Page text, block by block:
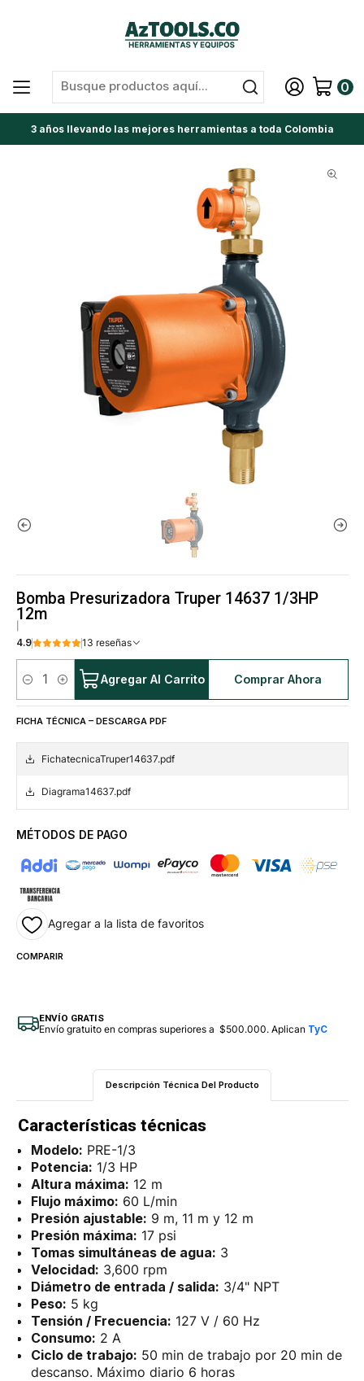
0
3 años llevando las mejores herramientas a toda Colombia
Bomba Presurizadora Truper 14637 1/3HP
12m
4.9
13 reseñas
Cantidad
Agregar Al Carrito Comprar Ahora
FICHA TÉCNICA – DESCARGA PDF
FichatecnicaTruper14637.pdf
Diagrama14637.pdf
MÉTODOS DE PAGO
Agregar a la lista de favoritos
COMPARIR
ENVÍO GRATIS
Envío gratuito en compras superiores a $500.000. Aplican TyC
Descripción Técnica Del Producto
Características técnicas
Modelo: PRE-1/3
Potencia: 1/3 HP
Altura máxima: 12 m
Flujo máximo: 60 L/min
Presión ajustable: 9 m, 11 m y 12 m
Presión máxima: 17 psi
Tomas simultáneas de agua: 3
Velocidad: 3,600 rpm
Diámetro de entrada / salida: 3/4" NPT
Peso: 5 kg
Tensión / Frecuencia: 127 V / 60 Hz
Consumo: 2 A
Ciclo de trabajo: 50 min de trabajo por 20 min de
descanso. Máximo diario 6 horas